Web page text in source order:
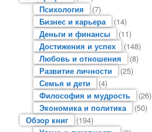
Психология
(7)
Бизнес и карьера
(14)
Деньги и финансы
(11)
Достижения и успех
(148)
Любовь и отношения
(8)
Развитие личности
(25)
Семья и дети
(4)
Философия и мудрость
(26)
Экономика и политика
(50)
Обзор книг
(194)